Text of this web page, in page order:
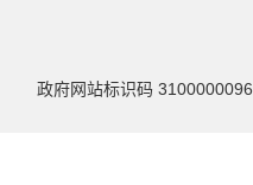
政府网站标识码 3100000096